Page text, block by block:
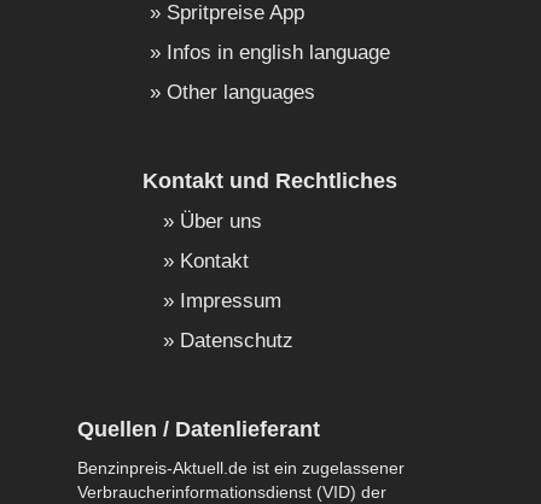
Spritpreise App
Infos in english language
Other languages
Kontakt und Rechtliches
Über uns
Kontakt
Impressum
Datenschutz
Quellen / Datenlieferant
Benzinpreis-Aktuell.de ist ein zugelassener
Verbraucherinformationsdienst (VID) der